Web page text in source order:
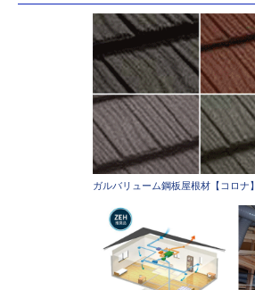
ガルバリューム鋼板屋根材【コロナ】